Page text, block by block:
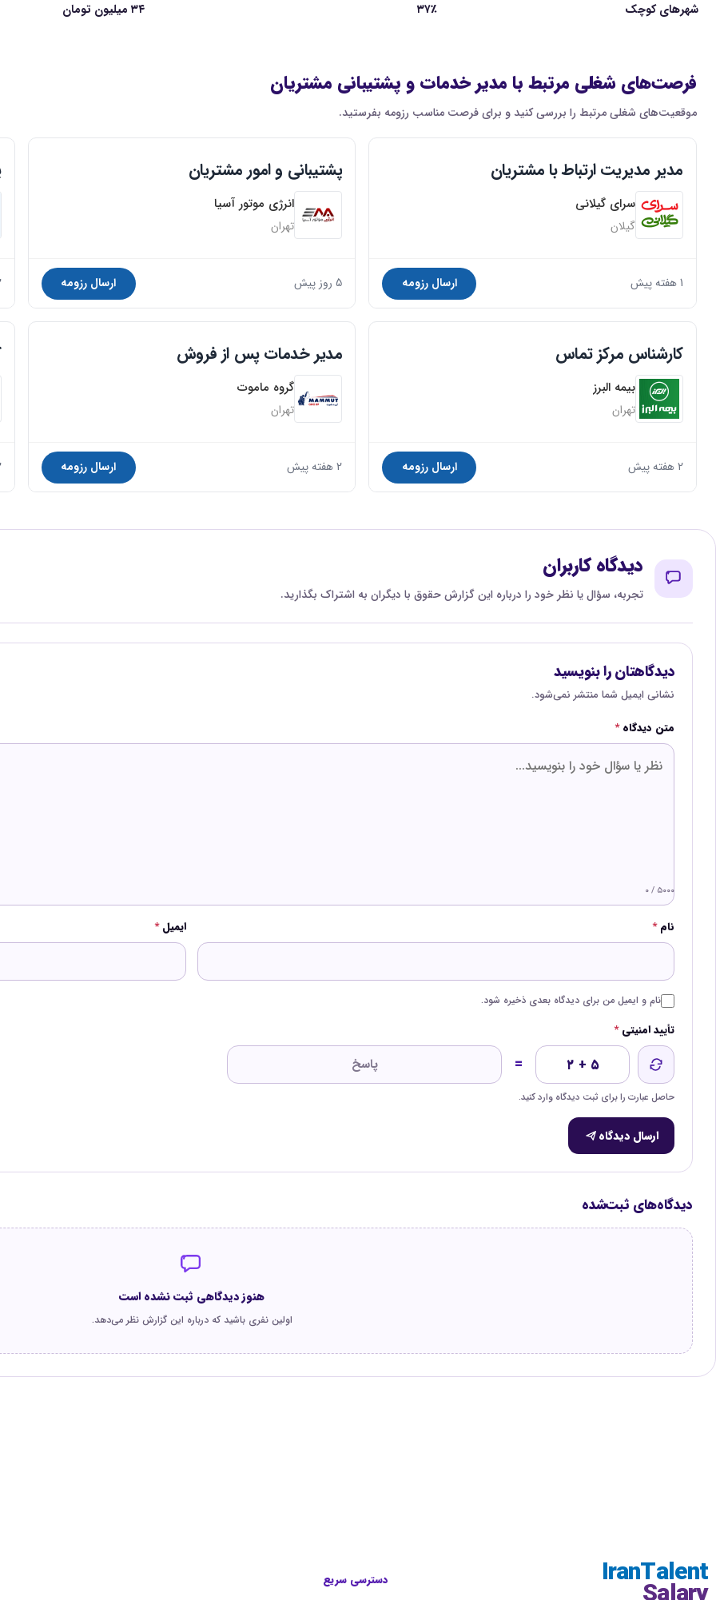
شهرهای کوچک ۳۷٪ ۳۴ میلیون تومان
فرصت‌های شغلی مرتبط با مدیر خدمات و پشتیبانی مشتریان
موقعیت‌های شغلی مرتبط را بررسی کنید و برای فرصت مناسب رزومه بفرستید.
مدیر مدیریت ارتباط با مشتریان
سرای گیلانی
گیلان
1 هفته پیش ارسال رزومه
پشتیبانی و امور مشتریان
انرژی موتور آسیا
تهران
5 روز پیش ارسال رزومه 2
کارشناس مرکز تماس
بیمه البرز
تهران
2 هفته پیش ارسال رزومه
مدیر خدمات پس از فروش
گروه ماموت
تهران
2 هفته پیش ارسال رزومه 2
دیدگاه کاربران
تجربه، سؤال یا نظر خود را درباره این گزارش حقوق با دیگران به اشتراک بگذارید.
دیدگاهتان را بنویسید
نشانی ایمیل شما منتشر نمی‌شود.
متن دیدگاه*
۰ / ۵۰۰۰
نام* ایمیل*
نام و ایمیل من برای دیدگاه بعدی ذخیره شود.
تأیید امنیتی*
۲ + ۵ =
حاصل عبارت را برای ثبت دیدگاه وارد کنید.
ارسال دیدگاه
دیدگاه‌های ثبت‌شده
هنوز دیدگاهی ثبت نشده است
اولین نفری باشید که درباره این گزارش نظر می‌دهد.
IranTalent دسترسی سریع